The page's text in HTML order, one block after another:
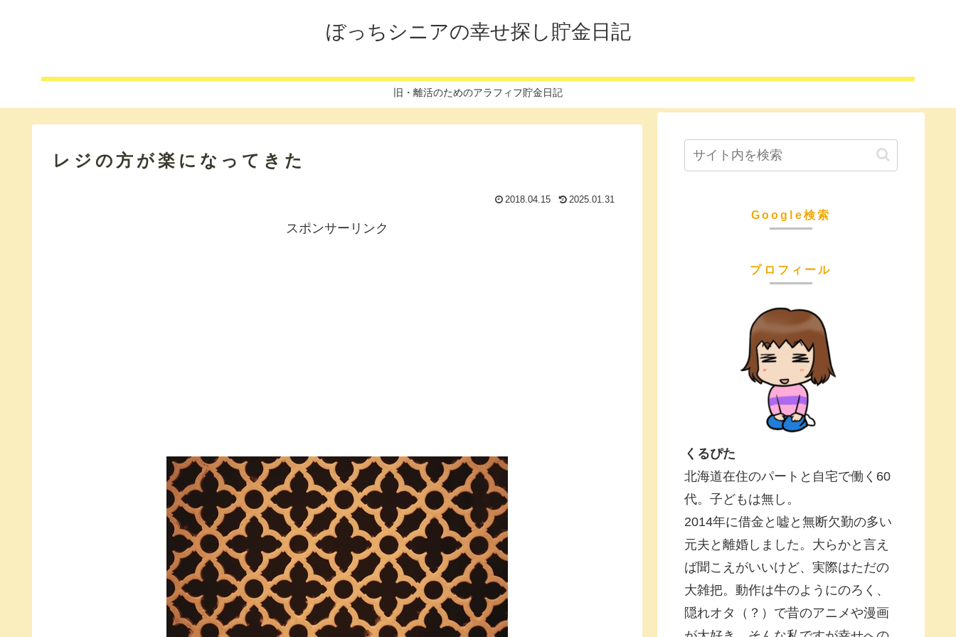
ぼっちシニアの幸せ探し貯金日記
旧・離活のためのアラフィフ貯金日記
レジの方が楽になってきた
2018.04.15 2025.01.31
スポンサーリンク
Google検索
プロフィール
くるぴた
北海道在住のパートと自宅で働く60
代。子どもは無し。
2014年に借金と嘘と無断欠勤の多い
元夫と離婚しました。大らかと言え
ば聞こえがいいけど、実際はただの
大雑把。動作は牛のようにのろく、
隠れオタ（？）で昔のアニメや漫画